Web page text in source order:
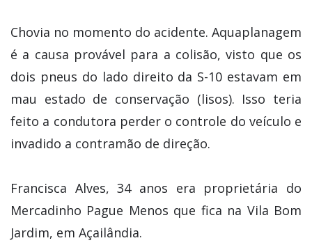
Chovia no momento do acidente. Aquaplanagem
é a causa provável para a colisão, visto que os
dois pneus do lado direito da S-10 estavam em
mau estado de conservação (lisos). Isso teria
feito a condutora perder o controle do veículo e
invadido a contramão de direção.
Francisca Alves, 34 anos era proprietária do
Mercadinho Pague Menos que fica na Vila Bom
Jardim, em Açailândia.